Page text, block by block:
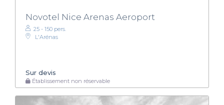
Novotel Nice Arenas Aeroport
25 - 150 pers.
L'Arénas
Sur devis
Établissement non réservable